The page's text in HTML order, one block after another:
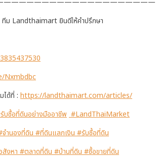
ม Landthaimart ยินดีให้คำปรึกษา
Nxmbdbc
ได้ที่ : https://landthaimart.com/articles/
บซื้อที่ดินอย่างมืออาชีพ #LandThaiMarket
จำนองที่ดิน #ที่ดินแลกเงิน #รับซื้อที่ดิน
งหา #ตลาดที่ดิน #บ้านที่ดิน #ซื้อขายที่ดิน